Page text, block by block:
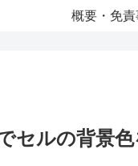
概要・免
セルの背景